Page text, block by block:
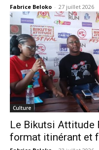
Fabrice Beloko - 27 juillet 2026
Culture
Le Bikutsi Attitude
format itinérant et